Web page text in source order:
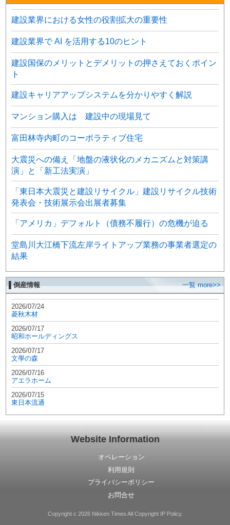
建設業界における女性の役割拡大の重要性
建設業界で AI を活用する10のヒント
建設国保のメリットとデメリットの押さえておくポイン
ト
建設キャリアアップシステムを分かりやすく解説
マンション購入は 建設中の現場見て
富田林寺内町のコーポラティブ住宅
大震災への備え「地盤の液状化のメカニズムと対策講
演」と「新工法実演」
「東日本大震災と建設リサイクル」建設リサイクル技術
発表会・技術展示会出展者募集
「アメリカ」デフォルト（債務不履行）の危機が迫る
堂島川大江橋下流左岸ライトアップ業務の事業者選定の
結果
▌倒産情報 一覧 more>>
2026/07/24
菱秋木材
2026/07/17
昭和ホールディングス
2026/07/17
文學の森
2026/07/16
アエラホーム
2026/07/15
東日本流通
Website Information
オペレーション
利用規則
プライバシーポリシー
お問合せ
Copyright c 2026 Nikken Times All Copyright IP Policy.